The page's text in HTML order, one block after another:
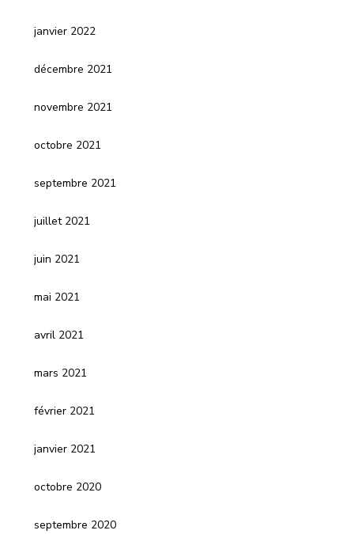
janvier 2022
décembre 2021
novembre 2021
octobre 2021
septembre 2021
juillet 2021
juin 2021
mai 2021
avril 2021
mars 2021
février 2021
janvier 2021
octobre 2020
septembre 2020